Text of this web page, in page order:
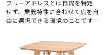
フリーアドレスとは自席を特定
せず、業務特性に合わせて席を自
由に選択できる環境のことです。
に対応可能なオフィスワーク環